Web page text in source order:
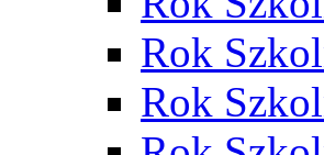
Rok
Rok